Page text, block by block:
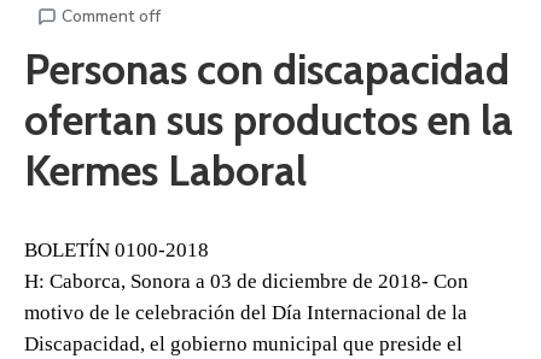
Comment off
Personas con discapacidad
ofertan sus productos en la
Kermes Laboral
BOLETÍN 0100-2018
H: Caborca, Sonora a 03 de diciembre de 2018- Con
motivo de le celebración del Día Internacional de la
Discapacidad, el gobierno municipal que preside el